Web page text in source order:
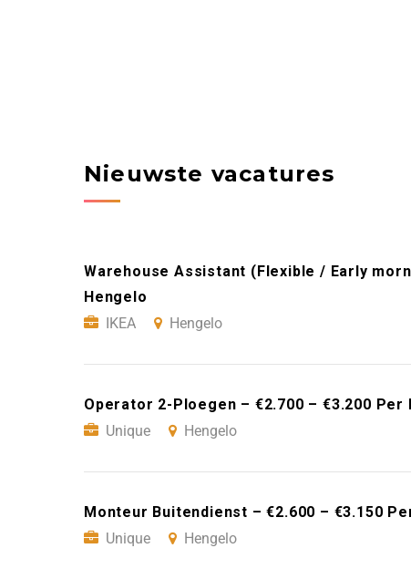
Nieuwste vacatures
Warehouse Assistant (Flexible / Early
Hengelo
IKEA
Hengelo
Operator 2-Ploegen – €2.700 – €3.200 Per
Unique
Hengelo
Monteur Buitendienst – €2.600 – €3.150
Unique
Hengelo